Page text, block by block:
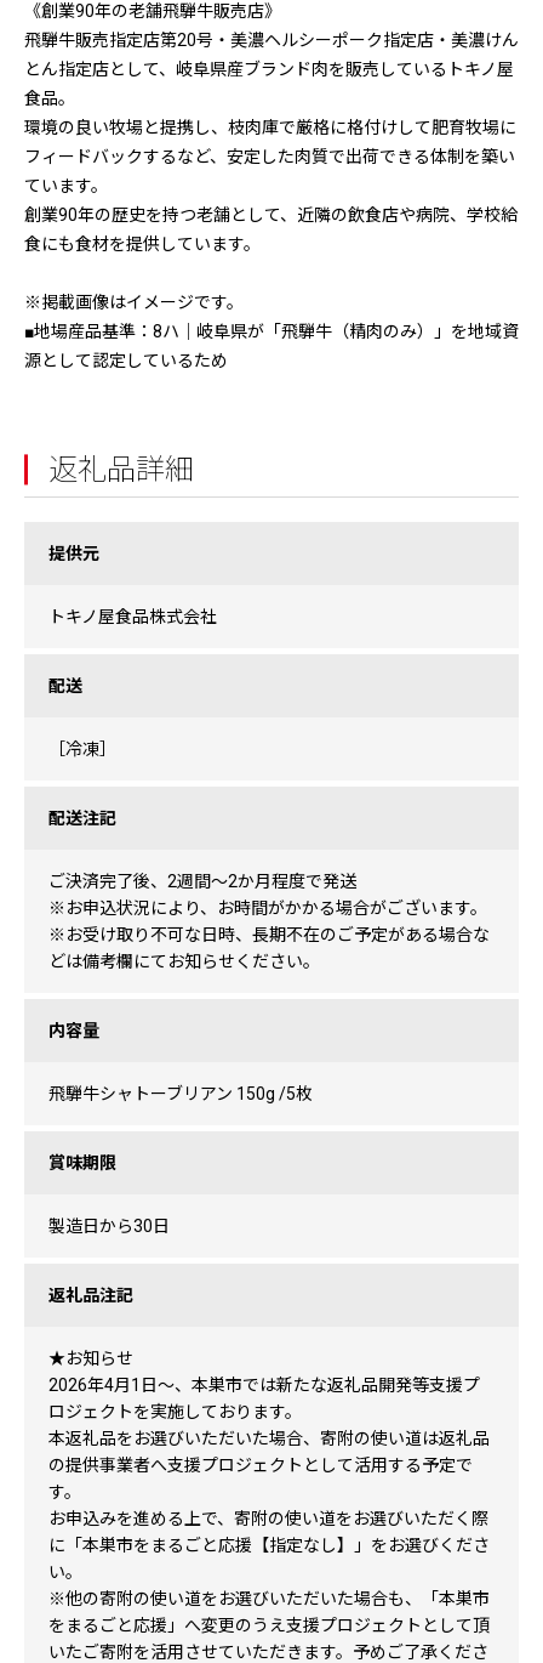
《創業90年の老舗飛騨牛販売店》
飛騨牛販売指定店第20号・美濃ヘルシーポーク指定店・美濃けん
とん指定店として、岐阜県産ブランド肉を販売しているトキノ屋
食品。
環境の良い牧場と提携し、枝肉庫で厳格に格付けして肥育牧場に
フィードバックするなど、安定した肉質で出荷できる体制を築い
ています。
創業90年の歴史を持つ老舗として、近隣の飲食店や病院、学校給
食にも食材を提供しています。
※掲載画像はイメージです。
■地場産品基準：8ハ｜岐阜県が「飛騨牛（精肉のみ）」を地域資
源として認定しているため
返礼品詳細
提供元
トキノ屋食品株式会社
配送
［冷凍］
配送注記
ご決済完了後、2週間〜2か月程度で発送
※お申込状況により、お時間がかかる場合がございます。
※お受け取り不可な日時、長期不在のご予定がある場合な
どは備考欄にてお知らせください。
内容量
飛騨牛シャトーブリアン 150g /5枚
賞味期限
製造日から30日
返礼品注記
★お知らせ
2026年4月1日〜、本巣市では新たな返礼品開発等支援プ
ロジェクトを実施しております。
本返礼品をお選びいただいた場合、寄附の使い道は返礼品
の提供事業者へ支援プロジェクトとして活用する予定で
す。
お申込みを進める上で、寄附の使い道をお選びいただく際
に「本巣市をまるごと応援【指定なし】」をお選びくださ
い。
※他の寄附の使い道をお選びいただいた場合も、「本巣市
をまるごと応援」へ変更のうえ支援プロジェクトとして頂
いたご寄附を活用させていただきます。予めご了承くださ